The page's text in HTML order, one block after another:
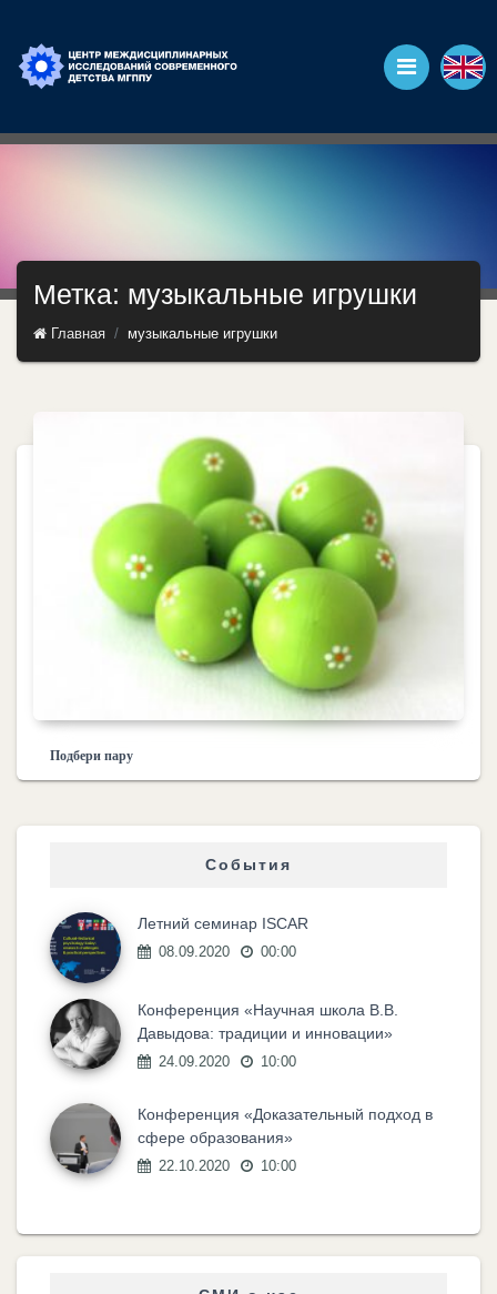
Метка: музыкальные игрушки
Главная музыкальные игрушки
Подбери пару
События
Летний семинар ISCAR
08.09.2020 00:00
Конференция «Научная школа В.В.
Давыдова: традиции и инновации»
24.09.2020 10:00
Конференция «Доказательный подход в
сфере образования»
22.10.2020 10:00